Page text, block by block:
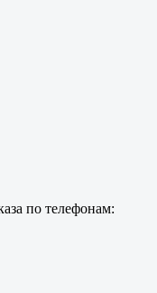
по телефонам: